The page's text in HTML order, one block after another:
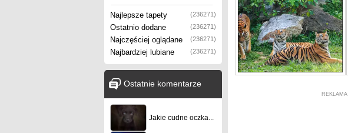
Najlepsze tapety (236271)
Ostatnio dodane (236271)
Najczęściej oglądane (236271)
Najbardziej lubiane (236271)
Ostatnie komentarze
Jakie cudne oczka...
REKLAMA